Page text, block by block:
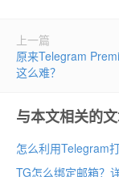
上一篇
原来Telegram
这么难？
与本文相关的
怎么利用Telegram
TG怎么绑定邮箱？